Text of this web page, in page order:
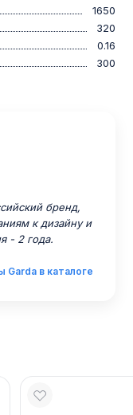
1650
320
0.16
300
бренд,
к дизайну и
- 2 года.
Garda в каталоге